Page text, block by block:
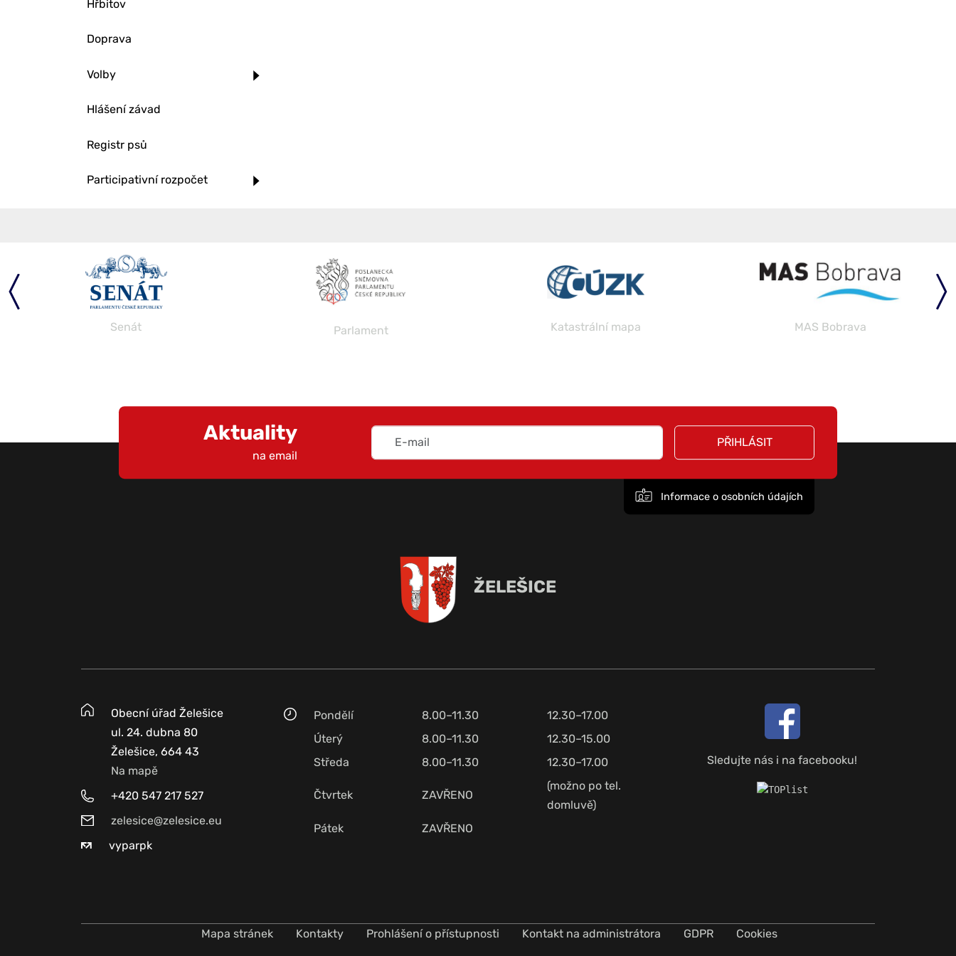
Hřbitov
Doprava
Volby
Hlášení závad
Registr psů
Participativní rozpočet
Senát Parlament Katastrální mapa MAS Bobrava
Aktuality
na email
PŘIHLÁSIT
Informace o osobních údajích
ŽELEŠICE
Obecní úřad Želešice
ul. 24. dubna 80
Želešice, 664 43
Na mapě
+420 547 217 527
zelesice@zelesice.eu
vyparpk
Pondělí 8.00–11.30
12.30–17.00
Úterý
8.00–11.30
12.30–15.00
Středa
8.00–11.30 12.30–17.00
Čtvrtek ZAVŘENO
(možno po tel.
domluvě)
Pátek
ZAVŘENO
Sledujte nás i na facebooku!
Mapa stránek Kontakty Prohlášení o přístupnosti Kontakt na administrátora GDPR Cookies